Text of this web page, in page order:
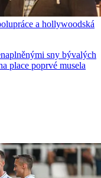
a hollywoodská
sny bývalých
place poprvé musela